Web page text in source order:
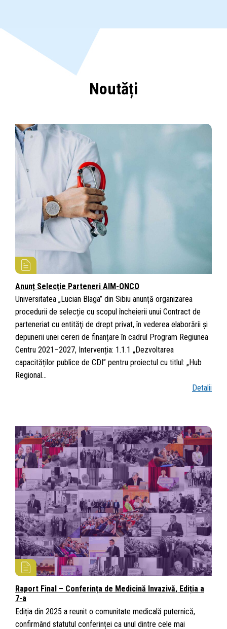
Noutăți
Anunț Selecție Parteneri AIM-ONCO
Universitatea „Lucian Blaga” din Sibiu anunță organizarea
procedurii de selecție cu scopul încheierii unui Contract de
parteneriat cu entităţi de drept privat, în vederea elaborării și
depunerii unei cereri de finanțare în cadrul Program Regiunea
Centru 2021–2027, Intervenția: 1.1.1 „Dezvoltarea
capacităților publice de CDI” pentru proiectul cu titlul: „Hub
Regional…
Detalii
Raport Final – Conferința de Medicină Invazivă, Ediția a
7-a
Ediția din 2025 a reunit o comunitate medicală puternică,
confirmând statutul conferinței ca unul dintre cele mai